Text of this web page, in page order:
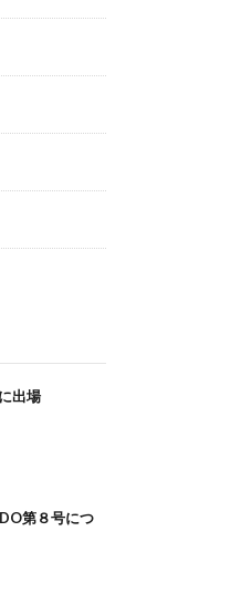
出場
第８号につ